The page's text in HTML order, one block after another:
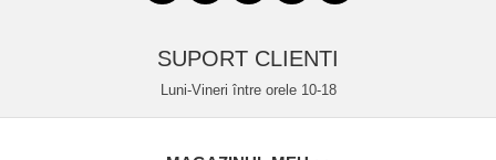
SUPORT CLIENTI
Luni-Vineri între orele 10-18